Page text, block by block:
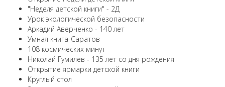
"Неделя детской книги" - 2Д
Урок экологической безопасности
Аркадий Аверченко - 140 лет
Умная книга-Саратов
108 космических минут
Николай Гумилев - 135 лет со дня рождения
Открытие ярмарки детской книги
Круглый стол